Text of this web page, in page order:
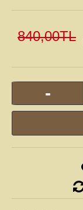
840,00TL
-